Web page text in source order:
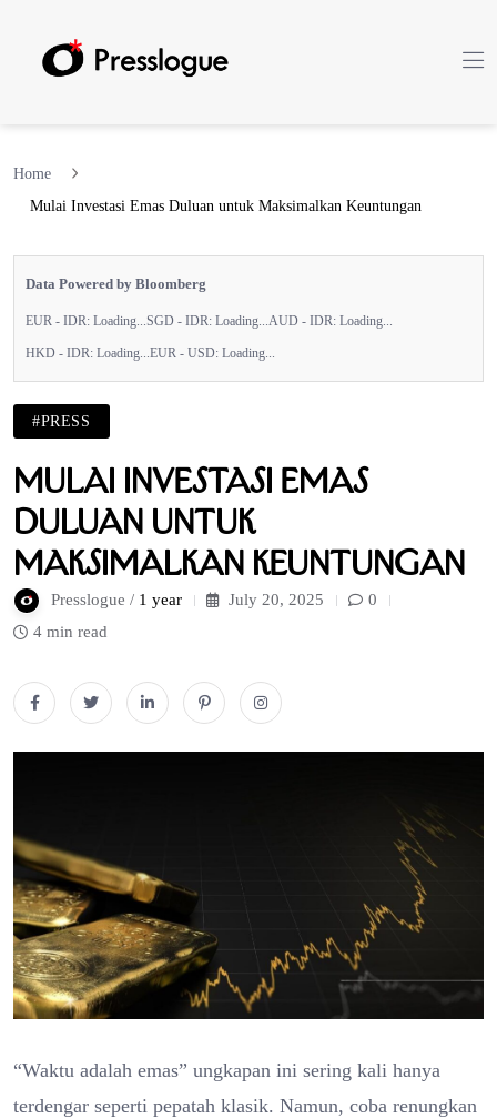
Home
Mulai Investasi Emas Duluan untuk Maksimalkan Keuntungan
Data Powered by Bloomberg
EUR - IDR: Loading... SGD - IDR: Loading... AUD - IDR: Loading...
HKD - IDR: Loading... EUR - USD: Loading...
#PRESS
Mulai Investasi Emas
Duluan untuk
Maksimalkan Keuntungan
Presslogue / 1 year July 20, 2025
0
4 min read
“Waktu adalah emas” ungkapan ini sering kali hanya
terdengar seperti pepatah klasik. Namun, coba renungkan